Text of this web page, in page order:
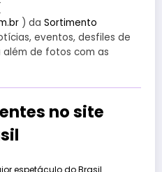
) da Sortimento
eventos, desfiles de
além de fotos com as
no site
espetáculo do Brasil